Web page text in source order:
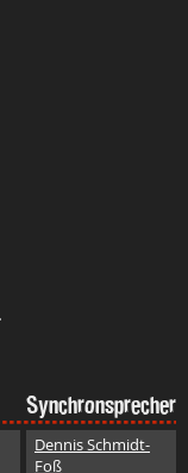
Synchronsprecher
Dennis Schmidt-
Foß